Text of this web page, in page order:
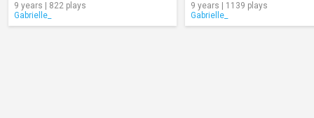
9 years | 822 plays
Gabrielle_
9 years | 1139 plays
Gabrielle_